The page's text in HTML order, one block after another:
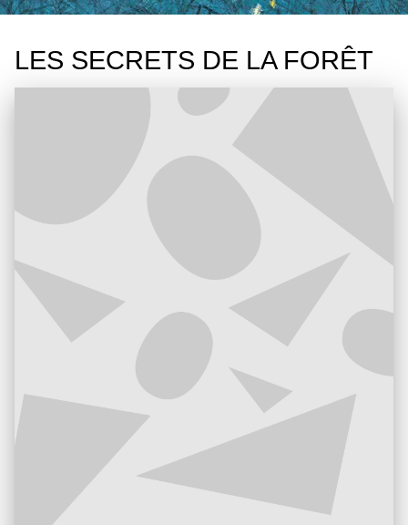
LES SECRETS DE LA FORÊT